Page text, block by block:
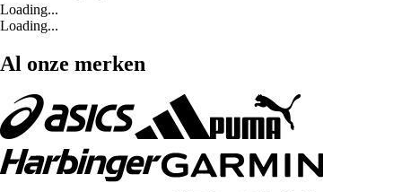
Loading...
Loading...
Al onze merken